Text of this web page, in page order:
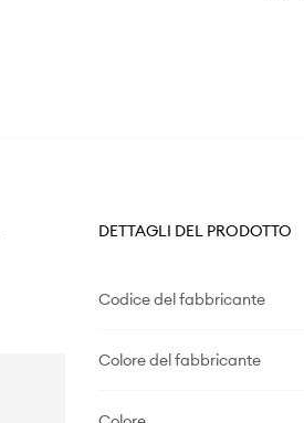
DETTAGLI DEL PRODOTTO
Codice del fabbricante
Colore del fabbricante